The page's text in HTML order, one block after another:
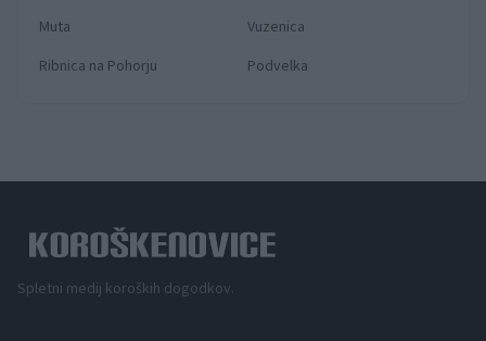
Muta
Vuzenica
Ribnica na Pohorju
Podvelka
Spletni medij koroških dogodkov.